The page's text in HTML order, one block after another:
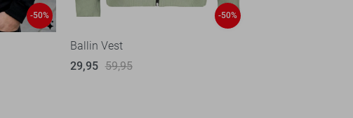
-50% -50%
Ballin Vest
29,95 59,95